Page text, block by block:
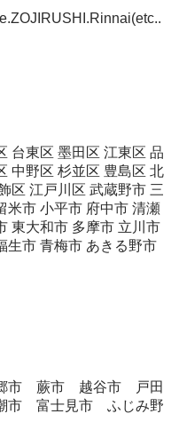
台東区 墨田区 江東区 品
中野区 杉並区 豊島区 北
区 江戸川区 武蔵野市 三
米市 小平市 府中市 清瀬
東大和市 多摩市 立川市
生市 青梅市 あきる野市
市　蕨市　越谷市　戸田
市　富士見市　ふじみ野